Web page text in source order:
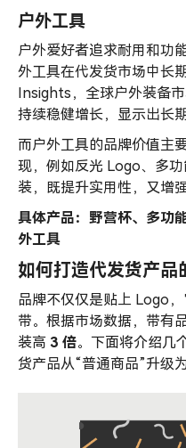
户外工具
户外爱好者追求耐用和功
外工具在代发货市场中长
Insights，全球户外装备
持续稳健增长，显示出长
而户外工具的品牌价值主
现，例如反光 Logo、多
装，既提升实用性，又增
具体产品：野营杯、多功
外工具
如何打造代发货产品
品牌不仅仅是贴上 Logo
带。根据市场数据，带有
装高 3 倍。下面将介绍几
货产品从“普通商品”升级